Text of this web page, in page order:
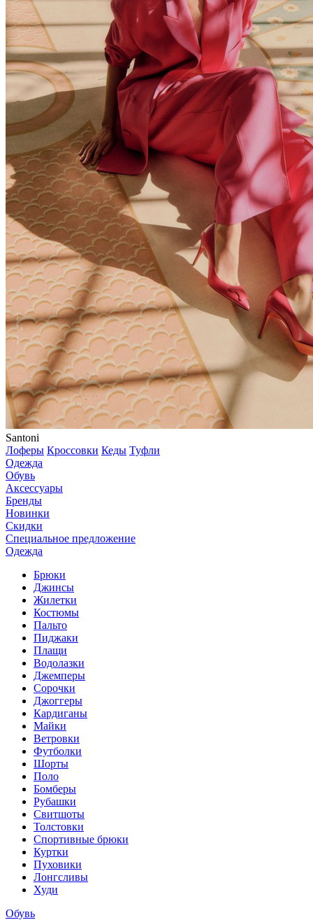
Santoni
Лоферы Кроссовки Кеды Туфли
Одежда
Обувь
Аксессуары
Бренды
Новинки
Скидки
Специальное предложение
Одежда
Брюки
Джинсы
Жилетки
Костюмы
Пальто
Пиджаки
Плащи
Водолазки
Джемперы
Сорочки
Джоггеры
Кардиганы
Майки
Ветровки
Футболки
Шорты
Поло
Бомберы
Рубашки
Свитшоты
Толстовки
Спортивные брюки
Куртки
Пуховики
Лонгсливы
Худи
Обувь